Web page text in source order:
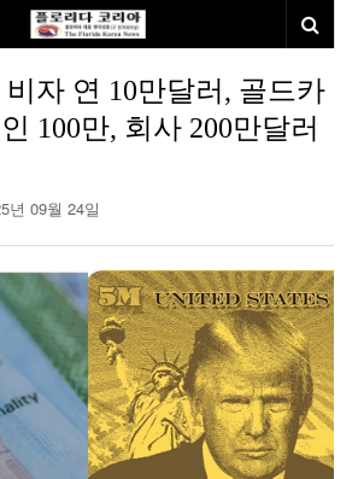
비자 연 10만달러, 골드카
100만, 회사 200만달러
년 09월 24일